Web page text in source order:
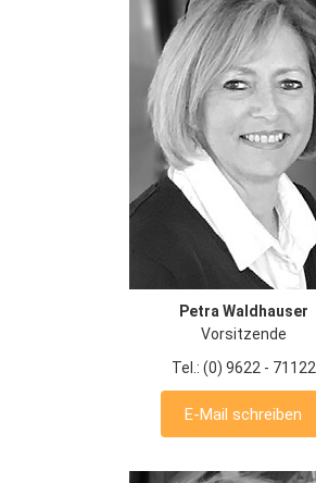
Petra Waldhauser
Vorsitzende
Tel.: (0) 9622 - 71122
E-Mail schreiben